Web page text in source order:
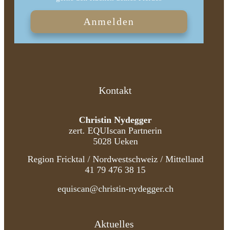
Anmelden
Kontakt
Christin Nydegger
zert. EQUIscan Partnerin
5028 Ueken
Region Fricktal / Nordwestschweiz / Mittelland
41 79 476 38 15
equiscan@christin-nydegger.ch
Aktuelles